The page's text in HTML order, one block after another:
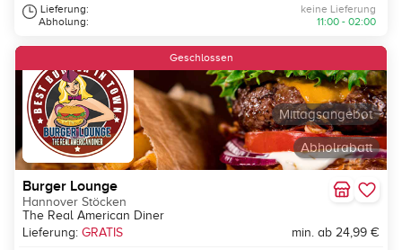
Lieferung:
Abholung:
keine Lieferung
11:00 - 02:00
Abholrabatt
Mittagsangebot
Geschlossen
Burger Lounge
Hannover Stöcken
The Real American Diner
Lieferung: GRATIS min. ab 24,99 €